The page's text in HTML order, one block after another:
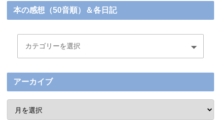
本の感想（50音順）＆各日記
アーカイブ